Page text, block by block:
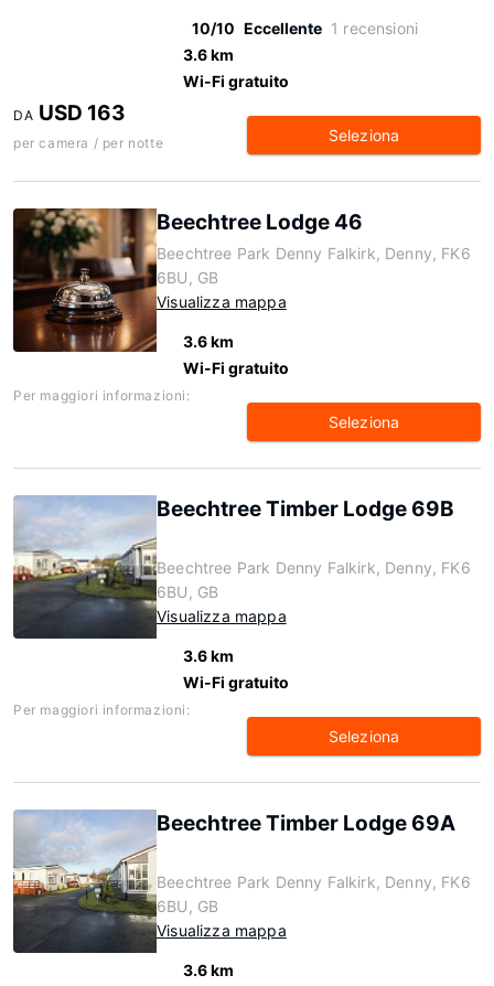
10/10 Eccellente 1 recensioni
3.6 km
Wi-Fi gratuito
DA USD 163
per camera / per notte Seleziona
Beechtree Lodge 46
Beechtree Park Denny Falkirk, Denny, FK6
6BU, GB
Visualizza mappa
3.6 km
Wi-Fi gratuito
Per maggiori informazioni:
Seleziona
Beechtree Timber Lodge 69B
Beechtree Park Denny Falkirk, Denny, FK6
6BU, GB
Visualizza mappa
3.6 km
Wi-Fi gratuito
Per maggiori informazioni:
Seleziona
Beechtree Timber Lodge 69A
Beechtree Park Denny Falkirk, Denny, FK6
6BU, GB
Visualizza mappa
3.6 km